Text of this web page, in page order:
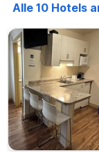
der
Tage
vor
dem
Aufenthalt
anzeigt
Das
Diagramm
hat
1
Y-
Alle 10 Hotels